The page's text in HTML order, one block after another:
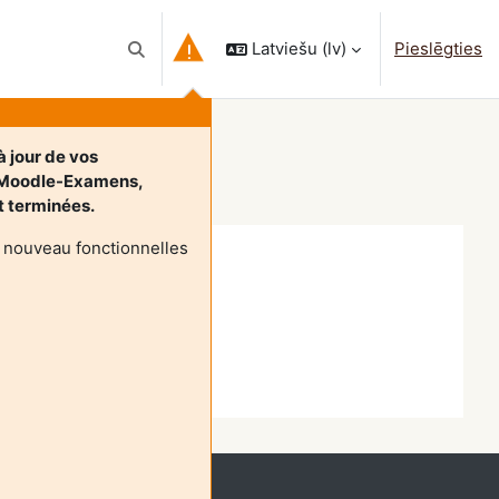
Pārslēgt meklēšanas ievadi
jour de vos
Examens,
terminées.
fonctionnelles
Latviešu ‎(lv)‎ Pieslēgties